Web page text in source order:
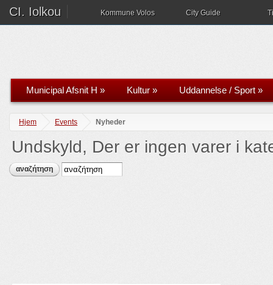
CI. Iolkou Kommune Volos City Guide
Municipal Afsnit H » Kultur » Uddannelse / Sport »
Hjem Events Nyheder
Undskyld, Der er ingen varer i